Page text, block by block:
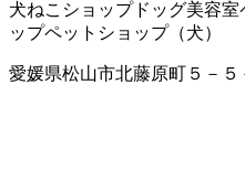
犬ねこショップドッグ美容室
ップペットショップ（犬）
愛媛県松山市北藤原町５－５